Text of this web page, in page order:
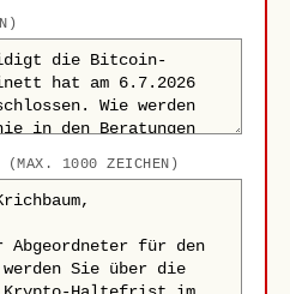
(MAX. 1000 ZEICHEN)